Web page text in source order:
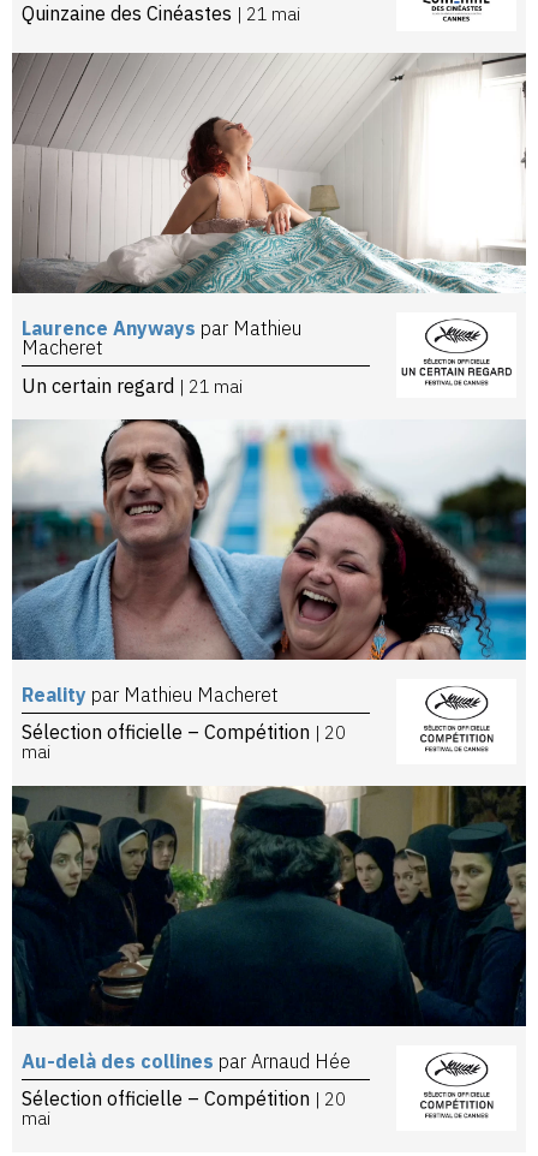
Quinzaine des Cinéastes | 21 mai
Laurence Anyways par Mathieu
Macheret
Un certain regard | 21 mai
Reality par Mathieu Macheret
Sélection officielle – Compétition | 20
mai
Au-delà des collines par Arnaud Hée
Sélection officielle – Compétition | 20
mai